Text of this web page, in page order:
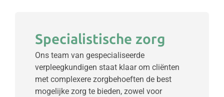
Specialistische zorg
Ons team van gespecialiseerde
verpleegkundigen staat klaar om cliënten
met complexere zorgbehoeften de best
mogelijke zorg te bieden, zowel voor